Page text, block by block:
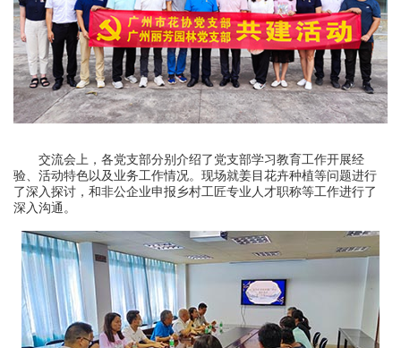
交流会上，各党支部分别介绍了党支部学习教育工作开展经
验、活动特色以及业务工作情况。现场就姜目花卉种植等问题进行
了深入探讨，和非公企业申报乡村工匠专业人才职称等工作进行了
深入沟通。